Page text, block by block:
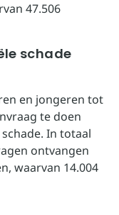
47.506
schade
en jongeren tot
te doen
In totaal
ontvangen
waarvan 14.004